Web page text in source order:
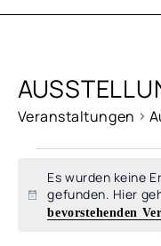
Veranstaltungen
Hinweis
Es wurden keine
gefunden. Hier
bevorstehenden